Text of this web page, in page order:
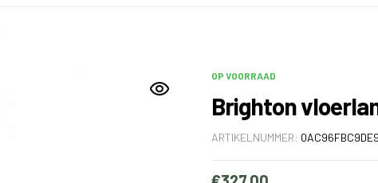
OP VOORRAAD
Brighton
ARTIKELNUMMER: 0AC96FBC9DE9